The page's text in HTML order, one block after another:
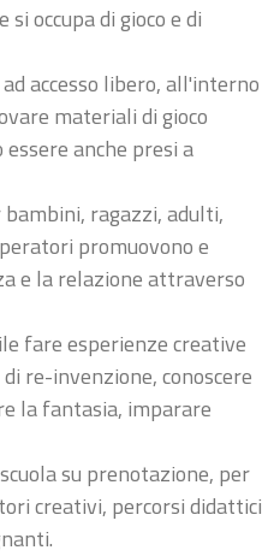
occupa di gioco e di
accesso libero, all'interno
materiali di gioco
anche presi a
ragazzi, adulti,
promuovono e
e la relazione attraverso
fare esperienze creative
re-invenzione, conoscere
la fantasia, imparare
su prenotazione, per
creativi, percorsi didattici